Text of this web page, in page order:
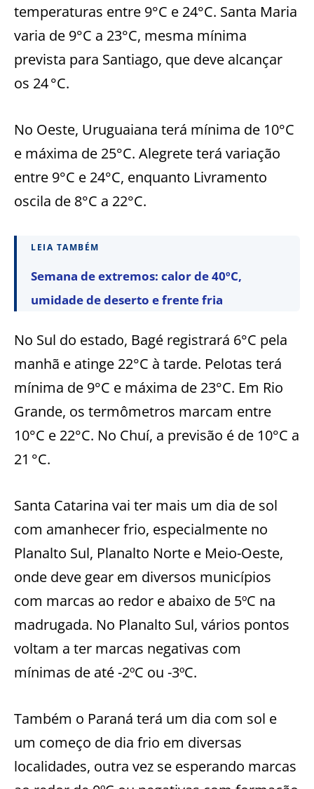
temperaturas entre 9°C e 24°C. Santa Maria
varia de 9°C a 23°C, mesma mínima
prevista para Santiago, que deve alcançar
os 24 °C.
No Oeste, Uruguaiana terá mínima de 10°C
e máxima de 25°C. Alegrete terá variação
entre 9°C e 24°C, enquanto Livramento
oscila de 8°C a 22°C.
LEIA TAMBÉM
Semana de extremos: calor de 40ºC,
umidade de deserto e frente fria
No Sul do estado, Bagé registrará 6°C pela
manhã e atinge 22°C à tarde. Pelotas terá
mínima de 9°C e máxima de 23°C. Em Rio
Grande, os termômetros marcam entre
10°C e 22°C. No Chuí, a previsão é de 10°C a
21 °C.
Santa Catarina vai ter mais um dia de sol
com amanhecer frio, especialmente no
Planalto Sul, Planalto Norte e Meio-Oeste,
onde deve gear em diversos municípios
com marcas ao redor e abaixo de 5ºC na
madrugada. No Planalto Sul, vários pontos
voltam a ter marcas negativas com
mínimas de até -2ºC ou -3ºC.
Também o Paraná terá um dia com sol e
um começo de dia frio em diversas
localidades, outra vez se esperando marcas